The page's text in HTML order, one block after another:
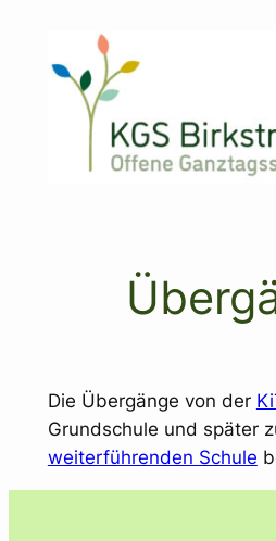
springen
Die Übergänge von der
Grundschule und später
weiterführenden Schule